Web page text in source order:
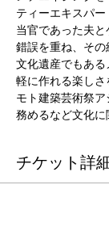
ティーエキスパ
当官であった夫
錯誤を重ね、そ
文化遺産でもあ
軽に作れる楽し
モト建築芸術祭
務めるなど文化に
チケット詳